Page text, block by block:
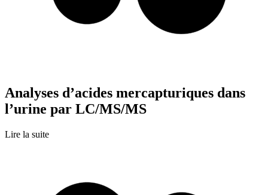
Analyses d’acides mercapturiques dans
l’urine par LC/MS/MS
Lire la suite